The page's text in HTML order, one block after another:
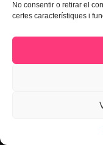
No consentir o retirar el
certes característiques i